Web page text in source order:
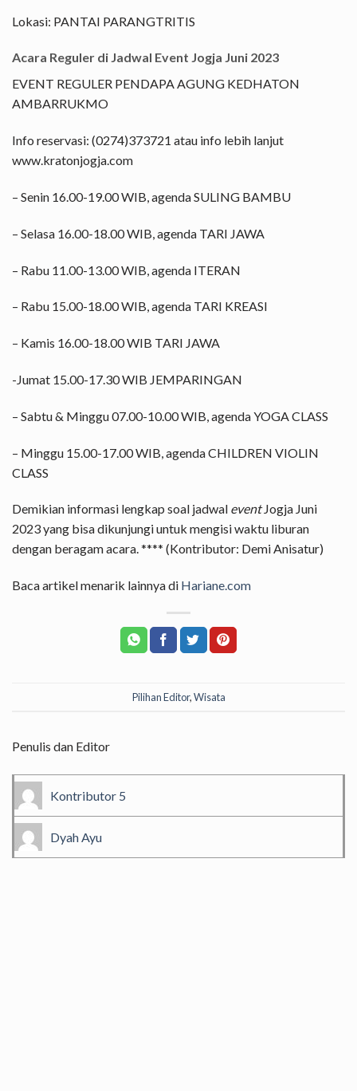
Lokasi: PANTAI PARANGTRITIS
Acara Reguler di Jadwal Event Jogja Juni 2023
EVENT REGULER PENDAPA AGUNG KEDHATON
AMBARRUKMO
Info reservasi: (0274)373721 atau info lebih lanjut
www.kratonjogja.com
– Senin 16.00-19.00 WIB, agenda SULING BAMBU
– Selasa 16.00-18.00 WIB, agenda TARI JAWA
– Rabu 11.00-13.00 WIB, agenda ITERAN
– Rabu 15.00-18.00 WIB, agenda TARI KREASI
– Kamis 16.00-18.00 WIB TARI JAWA
-Jumat 15.00-17.30 WIB JEMPARINGAN
– Sabtu & Minggu 07.00-10.00 WIB, agenda YOGA CLASS
– Minggu 15.00-17.00 WIB, agenda CHILDREN VIOLIN
CLASS
Demikian informasi lengkap soal jadwal eventJogja Juni
2023 yang bisa dikunjungi untuk mengisi waktu liburan
dengan beragam acara. **** (Kontributor: Demi Anisatur)
Baca artikel menarik lainnya di Hariane.com
Pilihan Editor,Wisata
Penulis dan Editor
Kontributor 5
Dyah Ayu